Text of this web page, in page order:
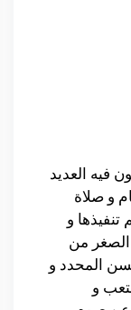
فيه العديد
و صلاة
تنفيذها و
الصغر من
المحدد و
و